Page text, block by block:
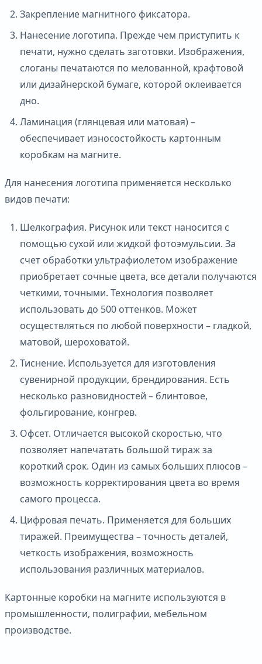
Закрепление магнитного фиксатора.
Нанесение логотипа. Прежде чем приступить к
печати, нужно сделать заготовки. Изображения,
слоганы печатаются по мелованной, крафтовой
или дизайнерской бумаге, которой оклеивается
дно.
Ламинация (глянцевая или матовая) –
обеспечивает износостойкость картонным
коробкам на магните.
Для нанесения логотипа применяется несколько
видов печати:
Шелкография. Рисунок или текст наносится с
помощью сухой или жидкой фотоэмульсии. За
счет обработки ультрафиолетом изображение
приобретает сочные цвета, все детали получаются
четкими, точными. Технология позволяет
использовать до 500 оттенков. Может
осуществляться по любой поверхности – гладкой,
матовой, шероховатой.
Тиснение. Используется для изготовления
сувенирной продукции, брендирования. Есть
несколько разновидностей – блинтовое,
фольгирование, конгрев.
Офсет. Отличается высокой скоростью, что
позволяет напечатать большой тираж за
короткий срок. Один из самых больших плюсов –
возможность корректирования цвета во время
самого процесса.
Цифровая печать. Применяется для больших
тиражей. Преимущества – точность деталей,
четкость изображения, возможность
использования различных материалов.
Картонные коробки на магните используются в
промышленности, полиграфии, мебельном
производстве.